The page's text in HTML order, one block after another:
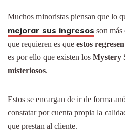
Muchos minoristas piensan que lo
mejorar sus ingresos son
que requieren es que estos
es por ello que existen los Mystery
misteriosos.
Estos se encargan de ir de forma
constatar por cuenta propia la
que prestan al cliente.